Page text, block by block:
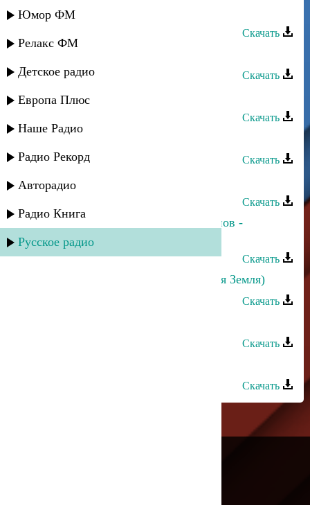
Юмор ФМ
Релакс ФМ
Детское радио
Европа Плюс
Наше Радио
Радио Рекорд
Авторадио
Радио Книга
Русское радио
Аслан Идрисов - Народная
Скачать
Скачать
Аслан Кубутаев - Агулар
Скачать
Аслан Кубутаев - Любимая
Скачать
Аслан Кубутаев - Любимой
Скачать
Прямое попадание и Аслан Гусейнов -
Осенний дождь
Скачать
Аслан Идрисов - Хайи Чил (Родная Земля)
Скачать
Скачать
Скачать